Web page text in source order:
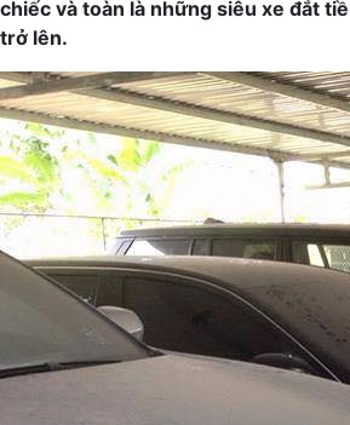
chiếc và toàn là những siêu xe đắt
trở lên.